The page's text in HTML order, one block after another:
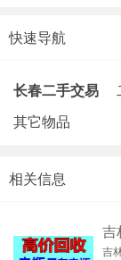
快速导航
长春二手交易
其它物品
相关信息
吉
吉